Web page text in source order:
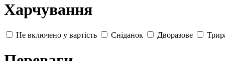
Харчування
Не включено у вартість Сніданок Дворазове